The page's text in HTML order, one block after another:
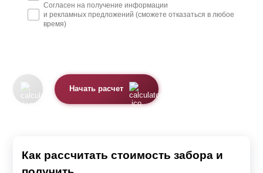
Согласен на получение информации
и рекламных предложений (сможете отказаться в любое
время)
Начать расчет
Как рассчитать стоимость забора и